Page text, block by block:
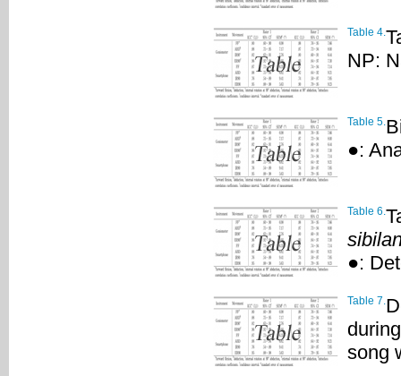
Table 4.
NP:
Table 5.
●:
Table 6.
●:
Table 7.
song